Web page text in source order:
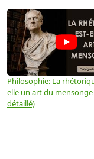
Philosophie: La
elle un art du mensonge
détaillé)